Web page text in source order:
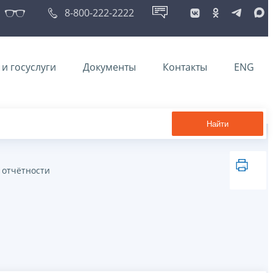
8-800-222-2222
госуслуги Документы Контакты ENG
Найти